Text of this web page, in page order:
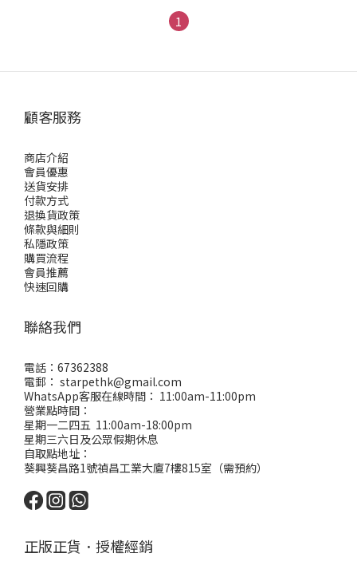
1
顧客服務
商店介紹
會員優惠
送貨安排
付款方式
退換貨政策
條款與細則
私隱政策
購買流程
會員推薦
快速回購
聯絡我們
電話：67362388
電郵： starpethk@gmail.com
WhatsApp客服在線時間： 11:00am-11:00pm
營業點時間：
星期一二四五 11:00am-18:00pm
星期三六日及公眾假期休息
自取點地址：
葵興葵昌路1號禎昌工業大廈7樓815室（需預約）
正版正貨．授權經銷